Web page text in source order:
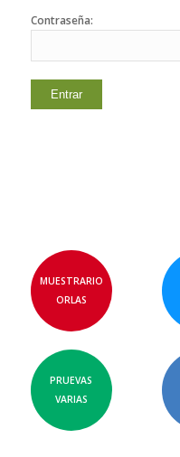
Contraseña:
MUESTRARIO
ORLAS
PRUEVAS
VARIAS